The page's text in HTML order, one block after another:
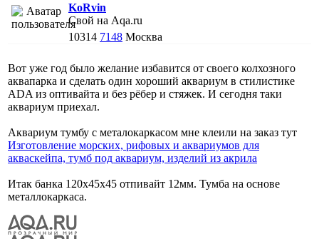
KoRvin
Свой на Aqa.ru
10314 7148 Москва
Вот уже год было желание избавится от своего колхозного
аквапарка и сделать один хороший аквариум в стилистике
ADA из оптивайта и без рёбер и стяжек. И сегодня таки
аквариум приехал.
Аквариум тумбу с металокаркасом мне клеили на заказ тут
Изготовление морских, рифовых и аквариумов для
акваскейпа, тумб под аквариум, изделий из акрила
Итак банка 120х45х45 отпивайт 12мм. Тумба на основе
металлокаркаса.